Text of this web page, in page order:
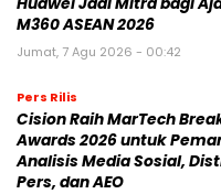
M360 ASEAN 2026
Jumat, 7 Agu 2026 - 00:42
Pers Rilis
Cision Raih MarTech
Awards 2026 untuk
Analisis Media Sosial,
Pers, dan AEO